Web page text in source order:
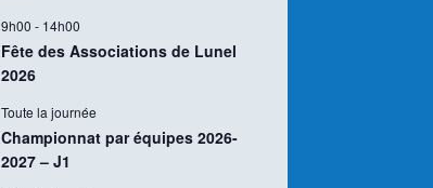
9h00 - 14h00
Fête des Associations de Lunel
2026
Toute la journée
Championnat par équipes 2026-
2027 – J1